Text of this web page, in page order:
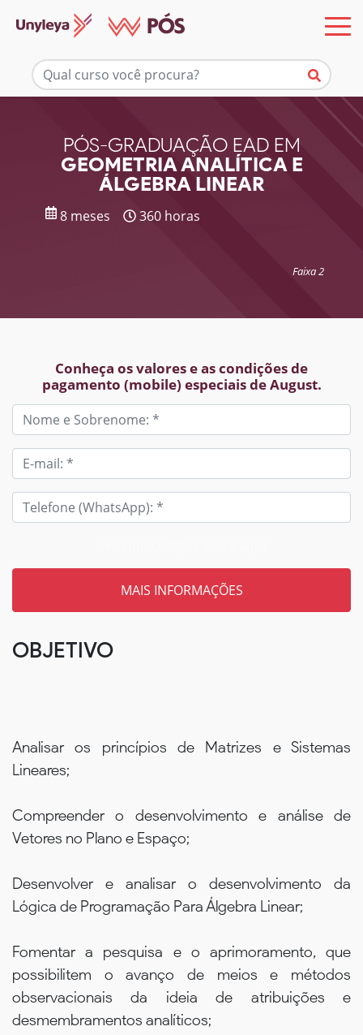
PÓS-GRADUAÇÃO EAD EM
GEOMETRIA ANALÍTICA E
ÁLGEBRA LINEAR
8 meses 360 horas
Faixa 2
Conheça os valores e as condições de
pagamento (mobile) especiais de August.
Mais informações
OBJETIVO
Analisar os princípios de Matrizes e Sistemas
Lineares;
Compreender o desenvolvimento e análise de
Vetores no Plano e Espaço;
Desenvolver e analisar o desenvolvimento da
Lógica de Programação Para Álgebra Linear;
Fomentar a pesquisa e o aprimoramento, que
possibilitem o avanço de meios e métodos
observacionais da ideia de atribuições e
desmembramentos analíticos;